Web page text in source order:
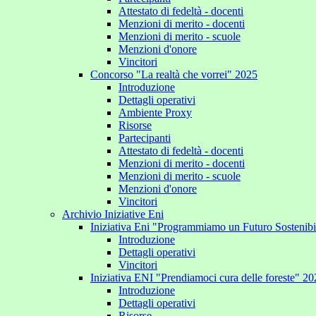
Attestato di fedeltà - docenti
Menzioni di merito - docenti
Menzioni di merito - scuole
Menzioni d'onore
Vincitori
Concorso "La realtà che vorrei" 2025
Introduzione
Dettagli operativi
Ambiente Proxy
Risorse
Partecipanti
Attestato di fedeltà - docenti
Menzioni di merito - docenti
Menzioni di merito - scuole
Menzioni d'onore
Vincitori
Archivio Iniziative Eni
Iniziativa Eni "Programmiamo un Futuro
Introduzione
Dettagli operativi
Vincitori
Iniziativa ENI "Prendiamoci cura delle foreste"
Introduzione
Dettagli operativi